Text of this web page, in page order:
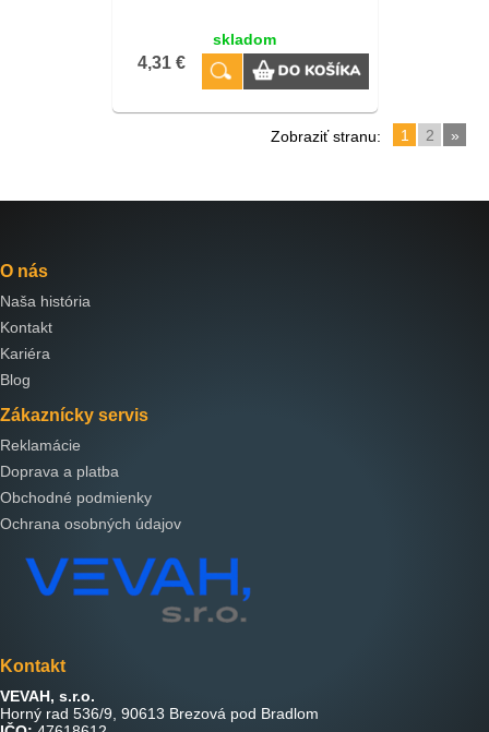
skladom
4,31 €
Zobraziť stranu: 1 2 »
O nás
Naša história
Kontakt
Kariéra
Blog
Zákaznícky servis
Reklamácie
Doprava a platba
Obchodné podmienky
Ochrana osobných údajov
Kontakt
VEVAH, s.r.o.
Horný rad 536/9, 90613 Brezová pod Bradlom